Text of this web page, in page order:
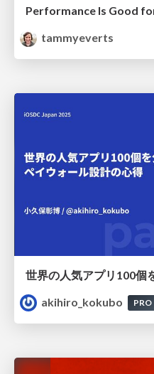
tammyeverts
akihiro_kokubo
PRO